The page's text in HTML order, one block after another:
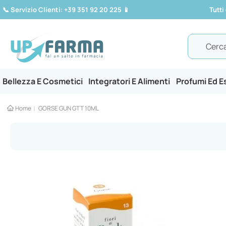
📞 Servizio Clienti: +39 351 92 20 225 📱 Tutti
Bellezza E Cosmetici Integratori E Alimenti Profumi Ed
Home GORSE GUN GTT 10ML